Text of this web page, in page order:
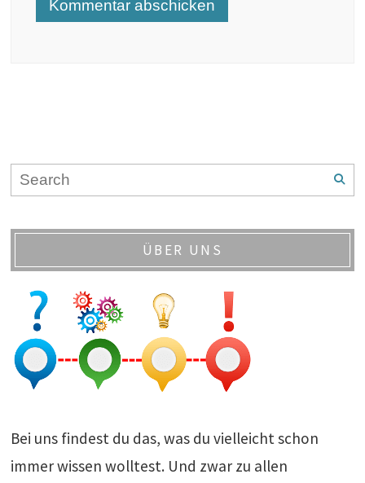
ÜBER UNS
Bei uns findest du das, was du vielleicht schon
immer wissen wolltest. Und zwar zu allen